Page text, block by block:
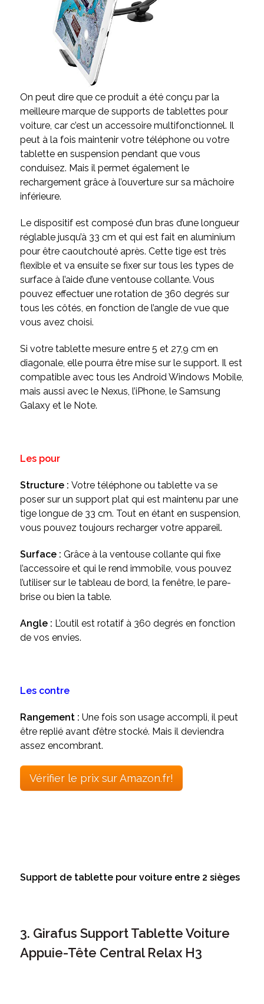
On peut dire que ce produit a été conçu par la
meilleure marque de supports de tablettes pour
voiture, car c’est un accessoire multifonctionnel. Il
peut à la fois maintenir votre téléphone ou votre
tablette en suspension pendant que vous
conduisez. Mais il permet également le
rechargement grâce à l’ouverture sur sa mâchoire
inférieure.
Le dispositif est composé d’un bras d’une longueur
réglable jusqu’à 33 cm et qui est fait en aluminium
pour être caoutchouté après. Cette tige est très
flexible et va ensuite se fixer sur tous les types de
surface à l’aide d’une ventouse collante. Vous
pouvez effectuer une rotation de 360 degrés sur
tous les côtés, en fonction de l’angle de vue que
vous avez choisi.
Si votre tablette mesure entre 5 et 27,9 cm en
diagonale, elle pourra être mise sur le support. Il est
compatible avec tous les Android Windows Mobile,
mais aussi avec le Nexus, l’iPhone, le Samsung
Galaxy et le Note.
Les pour
Structure : Votre téléphone ou tablette va se
poser sur un support plat qui est maintenu par une
tige longue de 33 cm. Tout en étant en suspension,
vous pouvez toujours recharger votre appareil.
Surface : Grâce à la ventouse collante qui fixe
l’accessoire et qui le rend immobile, vous pouvez
l’utiliser sur le tableau de bord, la fenêtre, le pare-
brise ou bien la table.
Angle : L’outil est rotatif à 360 degrés en fonction
de vos envies.
Les contre
Rangement : Une fois son usage accompli, il peut
être replié avant d’être stocké. Mais il deviendra
assez encombrant.
Vérifier le prix sur Amazon.fr!
Support de tablette pour voiture entre 2 sièges
3. Girafus Support Tablette Voiture
Appuie-Tête Central Relax H3